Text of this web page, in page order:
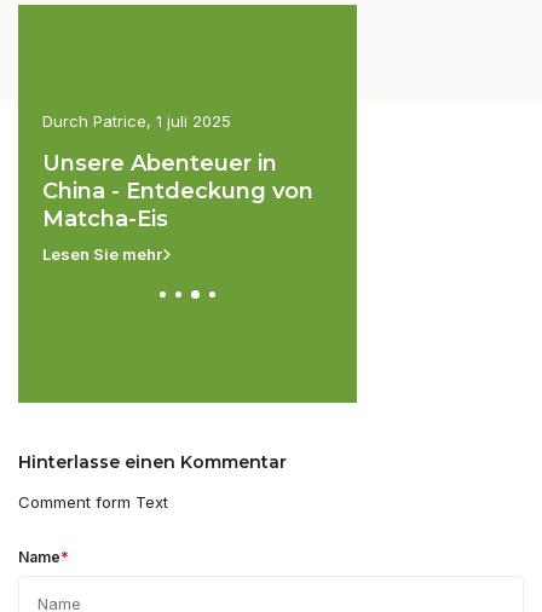
Durch Patrice, 1 juli 2025
Unsere Abenteuer in
China - Entdeckung von
Matcha-Eis
Lesen Sie mehr
Hinterlasse einen Kommentar
Comment form Text
Name*